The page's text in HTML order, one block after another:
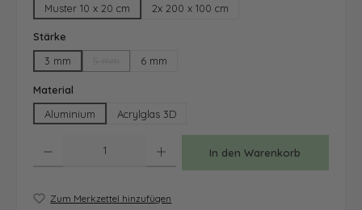
Muster 10 x 20 cm
2x 200 x 100 cm
Stärke
3 mm
(Diese Option ist zurzeit nicht verfügbar.)
6 mm
Material
Aluminium
Acrylglas 3D
In den Warenkorb
Zum Merkzettel hinzufügen